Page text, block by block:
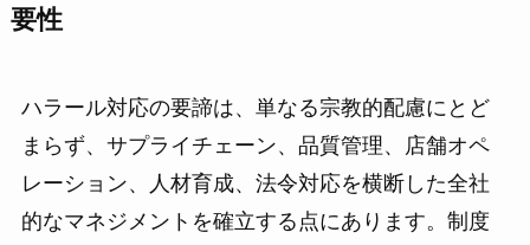
要性
ハラール対応の要諦は、単なる宗教的配慮にとど
まらず、サプライチェーン、品質管理、店舗オペ
レーション、人材育成、法令対応を横断した全社
的なマネジメントを確立する点にあります。制度